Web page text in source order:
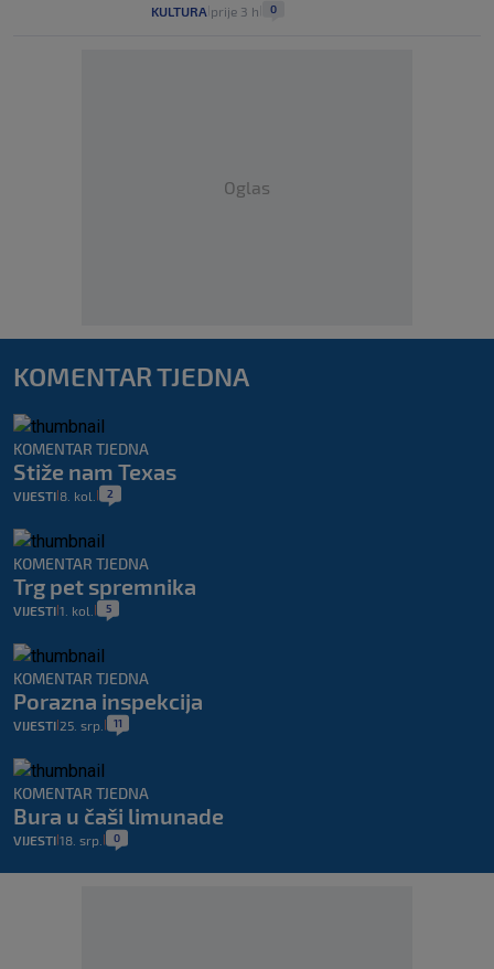
KULTURA prije 3 h 0
Oglas
KOMENTAR TJEDNA
KOMENTAR TJEDNA
Stiže nam Texas
VIJESTI 8. kol. 2
KOMENTAR TJEDNA
Trg pet spremnika
VIJESTI 1. kol. 5
KOMENTAR TJEDNA
Porazna inspekcija
VIJESTI 25. srp. 11
KOMENTAR TJEDNA
Bura u čaši limunade
VIJESTI 18. srp. 0